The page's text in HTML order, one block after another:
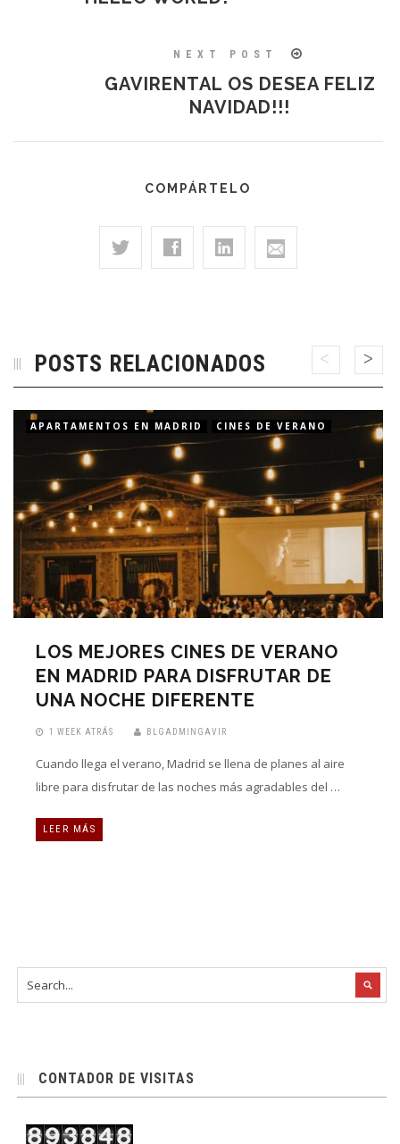
NEXT POST
GAVIRENTAL OS DESEA FELIZ
NAVIDAD!!!
COMPÁRTELO
POSTS RELACIONADOS
APARTAMENTOS EN MADRID CINES DE VERANO
LOS MEJORES CINES DE VERANO
EN MADRID PARA DISFRUTAR DE
UNA NOCHE DIFERENTE
1 WEEK ATRÁS BLGADMINGAVIR
Cuando llega el verano, Madrid se llena de planes al aire
libre para disfrutar de las noches más agradables del …
LEER MÁS
CONTADOR DE VISITAS